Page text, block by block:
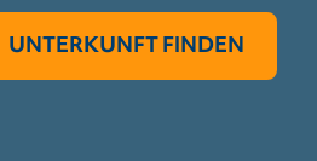
UNTERKUNFT FINDEN